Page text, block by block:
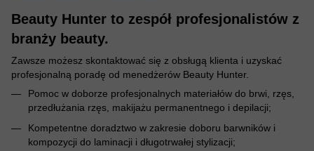
Beauty Hunter to zespół profesjonalistów z
branży beauty.
Zawsze możesz skontaktować się z obsługą klienta i uzyskać
profesjonalną poradę od menedżerów Beauty Hunter.
Pomoc w doborze profesjonalnych materiałów do brwi, rzęs,
przedłużania rzęs, makijażu permanentnego i depilacji;
Kompetentne doradztwo w zakresie doboru barwników i
kompozycji do laminacji i długotrwałej stylizacji;